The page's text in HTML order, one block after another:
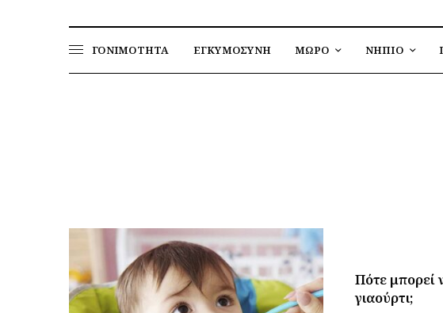
ΓΟΝΙΜΟΤΗΤΑ ΕΓΚΥΜΟΣΥΝΗ ΜΩΡΟ ΝΗΠΙΟ
Πότε μπορεί
γιαούρτι;